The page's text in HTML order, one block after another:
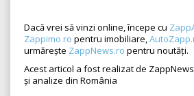
Dacă vrei să vinzi online, începe cu
Zappimo.ro pentru imobiliare,
urmărește ZappNews.ro pentru noutăți.
Acest articol a fost realizat de
și analize din România